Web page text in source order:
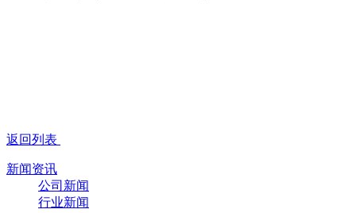
返回列表
新闻资讯
公司新闻
行业新闻